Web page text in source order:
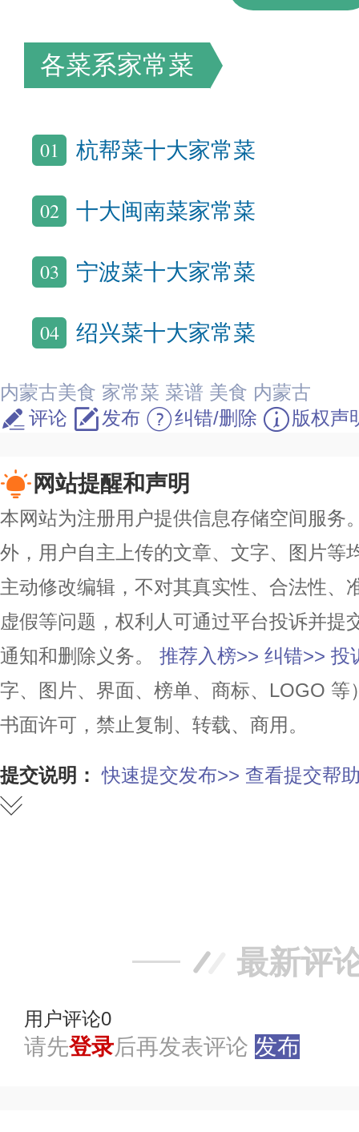
各菜系家常菜
01 杭帮菜十大家常菜
02 十大闽南菜家常菜
03 宁波菜十大家常菜
04 绍兴菜十大家常菜
内蒙古美食 家常菜 菜谱 美食 内蒙古
评论
发布 纠错/删除 版权声
网站提醒和声明
本网站为注册用户提供信息存储空间服务
外，用户自主上传的文章、文字、图片等
主动修改编辑，不对其真实性、合法性、
虚假等问题，权利人可通过平台投诉并提
通知和删除义务。
推荐入榜>> 纠错>> 投
字、图片、界面、榜单、商标、LOGO
书面许可，禁止复制、转载、商用。
提交说明： 快速提交发布>> 查看提交帮
最新评
用户评论0
请先登录后再发表评论 发布